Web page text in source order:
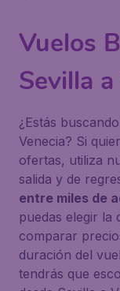
Vuelos
Sevilla
¿Estás
Venecia? Si
ofertas, utiliza
salida y de
entre miles de
puedas elegir la
comparar
duración del
tendrás que